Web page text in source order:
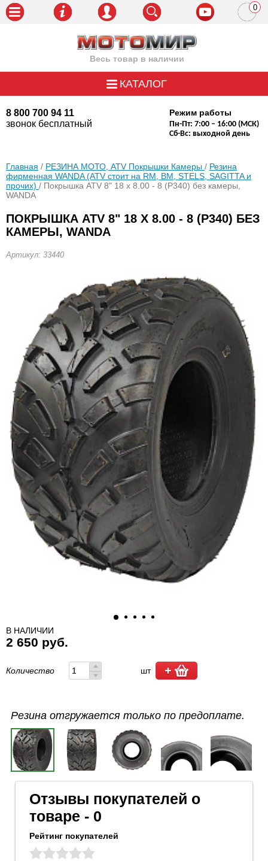
Весь товар в наличии
8 800 700 94 11
звонок бесплатный
Режим работы
Пн-Пт: 7:00 – 16:00 (МСК)
Сб-Вс: выходной день
0
КАТАЛОГ
Главная / РЕЗИНА МОТО, ATV Покрышки Камеры / Резина
фирменная WANDA (АТV стоит на RM, BM, STELS, SAGITTA и
прочих) / Покрышка ATV 8" 18 х 8.00 - 8 (Р340) без камеры,
WANDA
ПОКРЫШКА ATV 8" 18 Х 8.00 - 8 (Р340) БЕЗ
КАМЕРЫ, WANDA
Артикул: 33440
В НАЛИЧИИ
2 650 руб.
Количество шт
Резина отгружается только по предоплате.
Отзывы покупателей о
товаре - 0
Рейтинг покупателей